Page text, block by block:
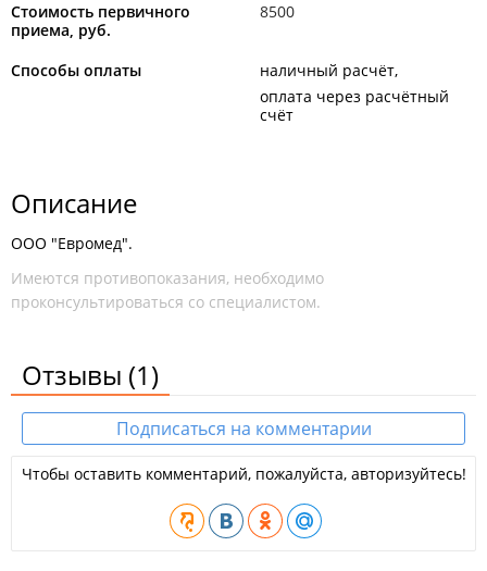
Стоимость первичного
приема, руб.
8500
Способы оплаты
наличный расчёт
оплата через расчётный
счёт
Описание
ООО "Евромед".
Имеются противопоказания, необходимо
проконсультироваться со специалистом.
Отзывы (1)
Подписаться на комментарии
Чтобы оставить комментарий, пожалуйста, авторизуйтесь!